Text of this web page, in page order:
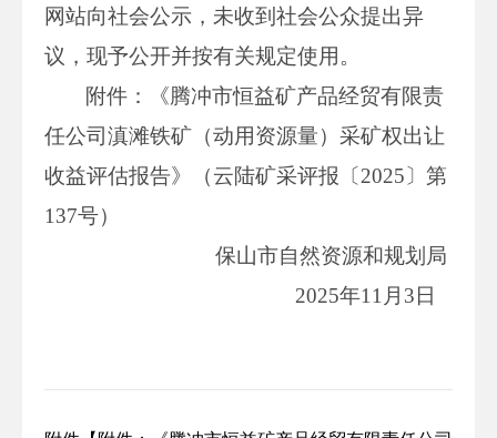
网站向社会公示，未收到社会公众提出异
议，现予公开并按有关规定使用。
附件：《腾冲市恒益矿产品经贸有限责
任公司滇滩铁矿（动用资源量）采矿权出让
收益评估报告》（云陆矿采评报〔2025〕第
137号）
保山市自然资源和规划局
2025年11月3日